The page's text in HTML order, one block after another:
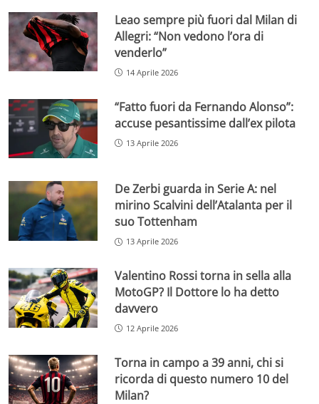
Leao sempre più fuori dal Milan di
Allegri: “Non vedono l’ora di
venderlo”
14 Aprile 2026
“Fatto fuori da Fernando Alonso”:
accuse pesantissime dall’ex pilota
13 Aprile 2026
De Zerbi guarda in Serie A: nel
mirino Scalvini dell’Atalanta per il
suo Tottenham
13 Aprile 2026
Valentino Rossi torna in sella alla
MotoGP? Il Dottore lo ha detto
davvero
12 Aprile 2026
Torna in campo a 39 anni, chi si
ricorda di questo numero 10 del
Milan?